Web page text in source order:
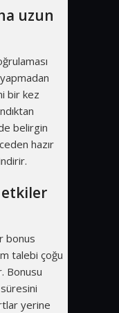
uzun
bir kez
belirgin
hazır
etkiler
bonus
talebi çoğu
Bonusu
süresini
yerine